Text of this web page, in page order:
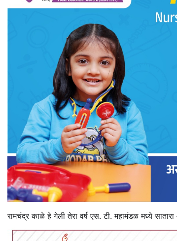
रामचंद्र काळे हे गेली तेरा वर्ष एस. टी. महामंडळ मध्ये